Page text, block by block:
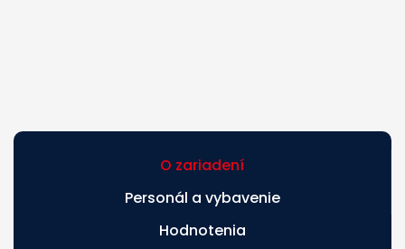
O zariadení
Personál a vybavenie
Hodnotenia